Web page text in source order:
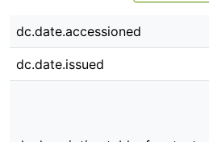
dc.date.accessioned
dc.date.issued